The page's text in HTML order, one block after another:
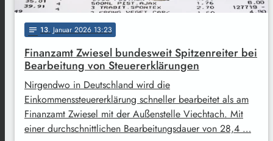
notes 13. Januar 2026 13:23
Finanzamt Zwiesel bundesweit Spitzenreiter bei
Bearbeitung von Steuererklärungen
Nirgendwo in Deutschland wird die
Einkommenssteuererklärung schneller bearbeitet als am
Finanzamt Zwiesel mit der Außenstelle Viechtach. Mit
einer durchschnittlichen Bearbeitungsdauer von 28,4 …